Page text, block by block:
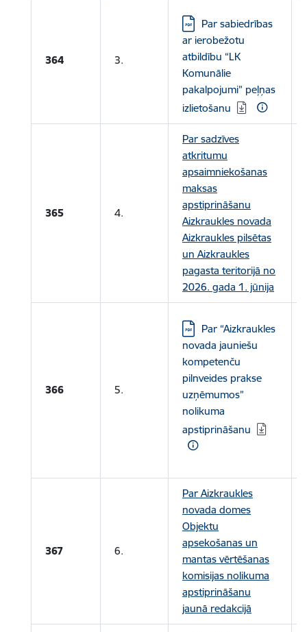
364 3.
Lejupielādēt:
Par sabiedrības
ar ierobežotu
atbildību “LK
Komunālie
pakalpojumi” peļņas
izlietošanu
365 4.
Par sadzīves
atkritumu
apsaimniekošanas
maksas
apstiprināšanu
Aizkraukles novada
Aizkraukles pilsētas
un Aizkraukles
pagasta teritorijā no
2026. gada 1. jūnija
366 5.
Lejupielādēt:
Par “Aizkraukles
novada jauniešu
kompetenču
pilnveides prakse
uzņēmumos”
nolikuma
apstiprināšanu
367 6.
Par Aizkraukles
novada domes
Objektu
apsekošanas un
mantas vērtēšanas
komisijas nolikuma
apstiprināšanu
jaunā redakcijā